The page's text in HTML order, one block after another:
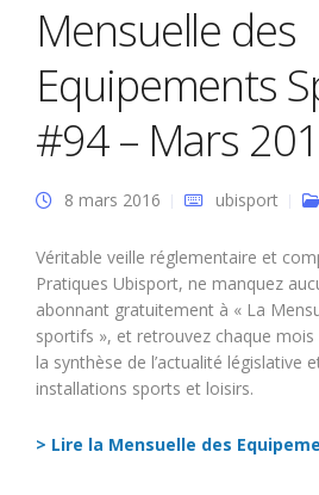
Mensuelle des
Equipements
#94 – Mars
8 mars 2016 ubisport
Véritable veille réglementaire et
Pratiques Ubisport, ne manquez
abonnant gratuitement à « La
sportifs », et retrouvez chaque
la synthèse de l’actualité législative
installations sports et loisirs.
> Lire la Mensuelle des